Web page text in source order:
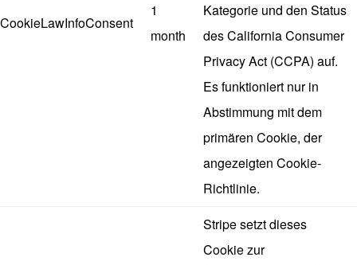
CookieLawInfoConsent
1
month
Kategorie und den Status
des California Consumer
Privacy Act (CCPA) auf.
Es funktioniert nur in
Abstimmung mit dem
primären Cookie, der
angezeigten Cookie-
Richtlinie.
Stripe setzt dieses
Cookie zur